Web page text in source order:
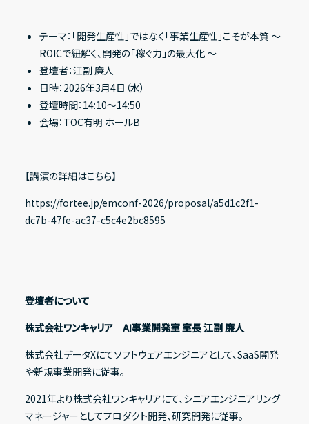
IRに関するお問い合わせ
テーマ：「開発生産性」ではなく「事業生産性」こそが本質 ～
ROICで紐解く、開発の「稼ぐ力」の最大化 ～
登壇者：江副 廉人
日時：2026年3月4日（水）
登壇時間：14:10〜14:50
会場：TOC有明 ホールB
【講演の詳細はこちら】
https://fortee.jp/emconf-2026/proposal/a5d1c2f1-
dc7b-47fe-ac37-c5c4e2bc8595
登壇者について
株式会社ワンキャリア AI事業開発室 室長 江副 廉人
株式会社データXにてソフトウェアエンジニアとして、SaaS開発
や新規事業開発に従事。
2021年より株式会社ワンキャリアにて、シニアエンジニアリング
マネージャーとしてプロダクト開発、研究開発に従事。